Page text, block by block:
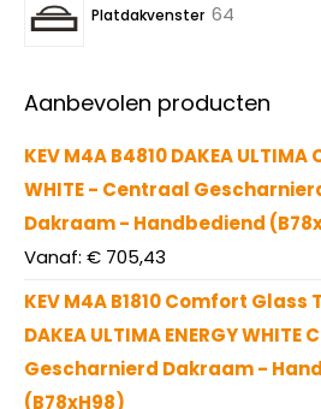
Platdakvenster 64
Aanbevolen producten
KEV M4A B4810 DAKEA ULTIMA
WHITE - Centraal
Dakraam - Handbediend
Vanaf: € 705,43
KEV M4A B1810 Comfort Glass
DAKEA ULTIMA ENERGY WHITE
Gescharnierd Dakraam -
(B78xH98)